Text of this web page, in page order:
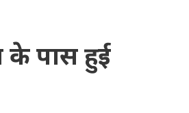
के पास हुई